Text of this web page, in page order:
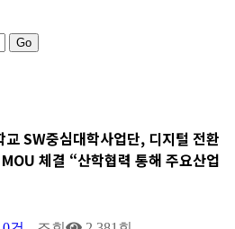
Go
SW중심대학사업단, 디지털 전환
체결 “산학협력 통해 주요산업